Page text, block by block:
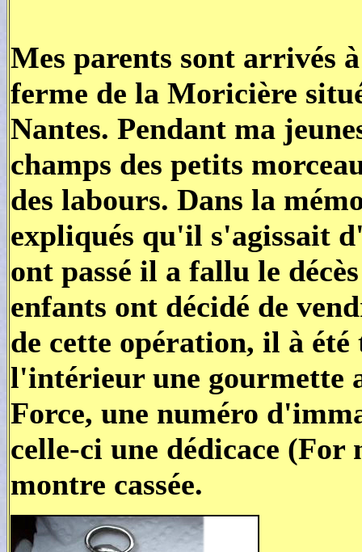
Mes parents sont arrivés
ferme de la Moricière
Nantes. Pendant ma
champs des petits
des labours. Dans la
expliqués qu'il s'agissait
ont passé il a fallu le
enfants ont décidé de
de cette opération, il à
l'intérieur une gourmette
Force, une numéro
celle-ci une dédicace
montre cassée.